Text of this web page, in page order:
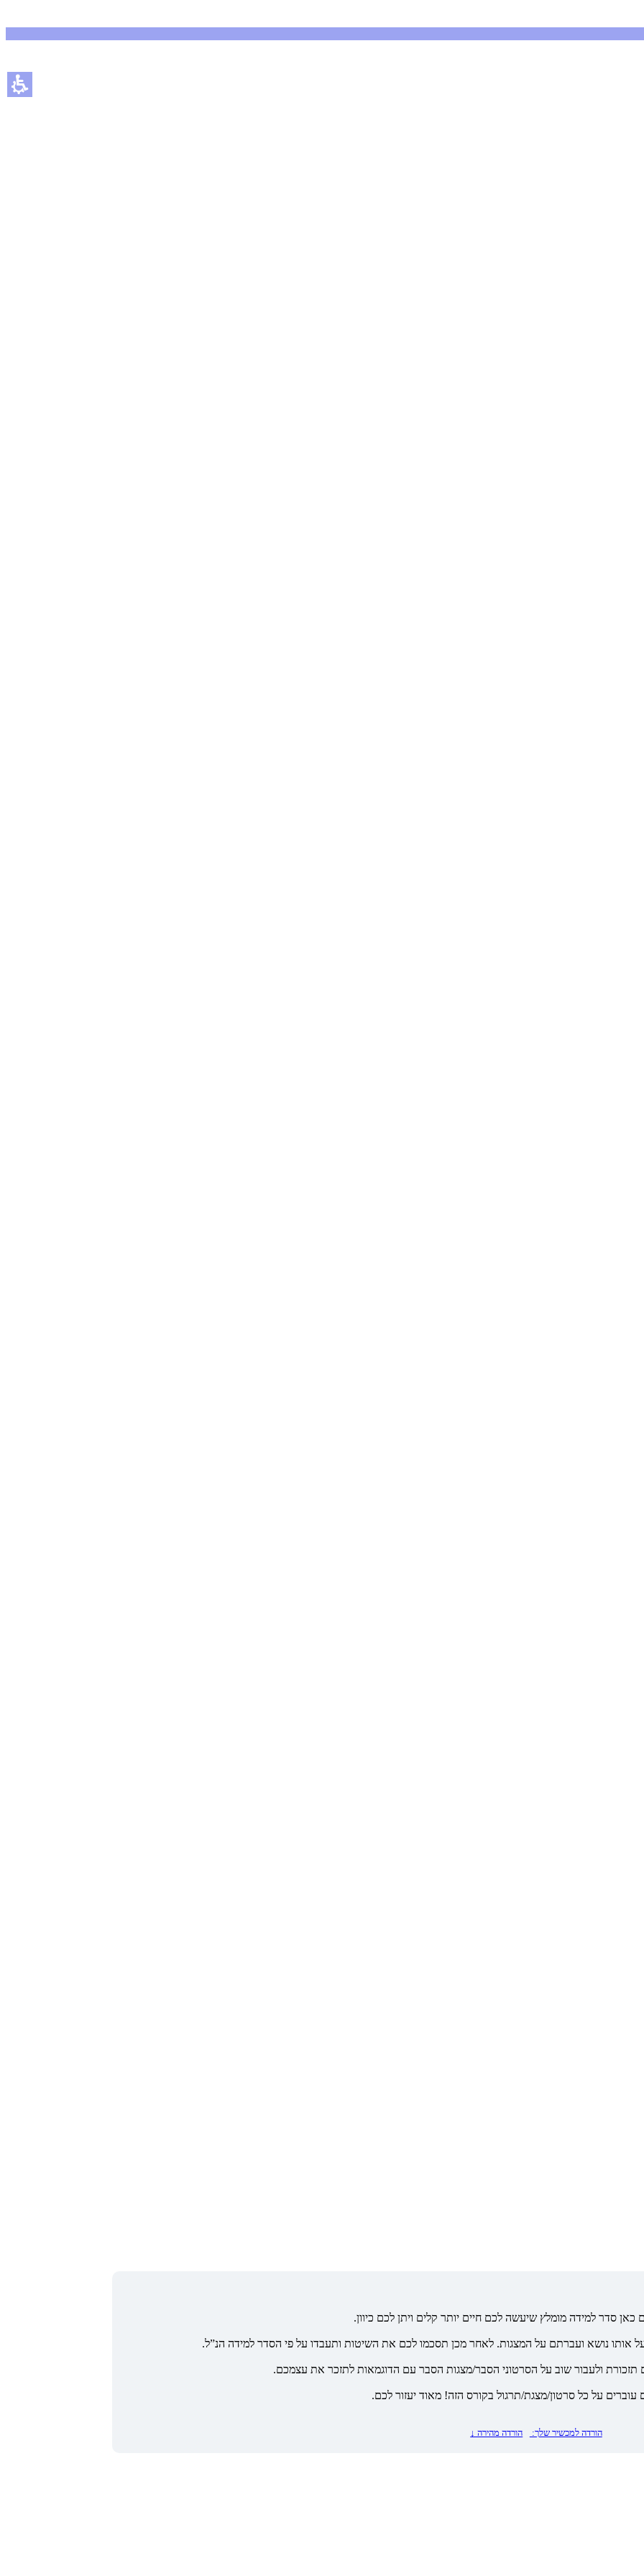
כאן סדר למידה מומלץ שיעשה לכם חיים יותר קלים ויתן לכם כיוון.
אותו נושא ועברתם על המצגות. לאחר מכן תסכמו לכם את השיטות ותעבדו על פי הסדר למידה הנ”ל.
תזכורת ולעבור שוב על הסרטוני הסבר/מצגות הסבר עם הדוגמאות לתזכר את עצמכם.
על כל סרטון/מצגת/תרגול בקורס הזה! מאוד יעזור לכם.
הורדה למכשיר שלך: הורדה מהירה ↓